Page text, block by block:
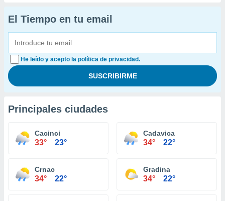
El Tiempo en tu email
He leído y acepto la política de privacidad.
Principales ciudades
Cacinci
33° 23°
Cadavica
34° 22°
Crnac
34° 22°
Gradina
34° 22°